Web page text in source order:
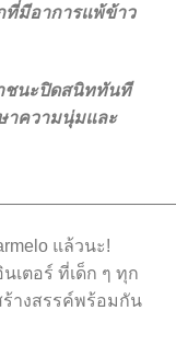
ที่มีอาการแพ้ข้าว
ชนะปิดสนิททันที
ษาความนุ่มและ
แล้วนะ!
เตอร์ ที่เด็ก ๆ ทุก
ร้างสรรค์พร้อมกัน